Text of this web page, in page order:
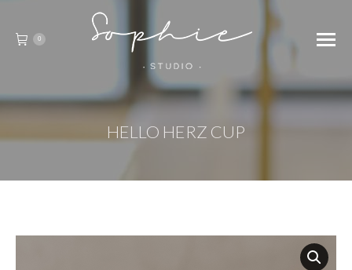
0
HELLO HERZ CUP